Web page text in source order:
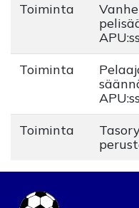
Toiminta
Toiminta
Toiminta